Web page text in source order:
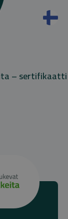
– sertifikaatti